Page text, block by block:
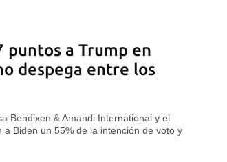
puntos a Trump en
despega entre los
Bendixen & Amandi International y el
a Biden un 55% de la intención de voto y